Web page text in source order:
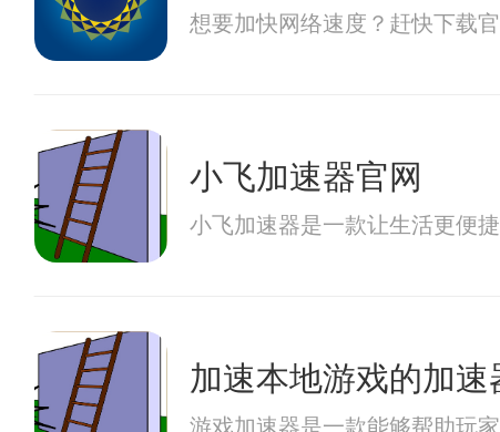
想要加快网络速度？赶快下载
小飞加速器官网
小飞加速器是一款让生活更便
加速本地游戏的加速
游戏加速器是一款能够帮助玩